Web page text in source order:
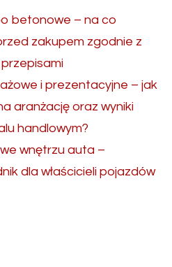
betonowe – na co
zakupem zgodnie z
i prezentacyjne – jak
aranżację oraz wyniki
handlowym?
wnętrzu auta –
dla właścicieli pojazdów